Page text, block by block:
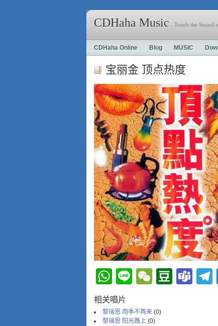
CDHaha Music Touch the Sound
CDHaha Online Blog MUSIC
宝丽金 顶点热度
WhatsApp
LineWeChat
相关唱片
黎瑞恩 雨季不再来 (0)
黎瑞恩 阳光路上 (0)